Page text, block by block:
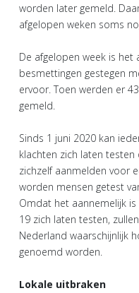
worden later gemeld.
afgelopen weken soms
De afgelopen week is het
besmettingen gestegen
ervoor. Toen werden er
gemeld.
Sinds 1 juni 2020 kan
klachten zich laten testen
zichzelf aanmelden voor
worden mensen getest
Omdat het aannemelijk
19 zich laten testen,
Nederland waarschijnlijk
genoemd worden.
Lokale uitbraken